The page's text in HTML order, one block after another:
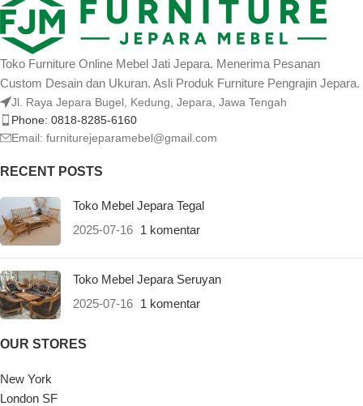
Toko Furniture Online Mebel Jati Jepara. Menerima Pesanan
Custom Desain dan Ukuran. Asli Produk Furniture Pengrajin Jepara.
Jl. Raya Jepara Bugel, Kedung, Jepara, Jawa Tengah
Phone: 0818-8285-6160
Email: furniturejeparamebel@gmail.com
RECENT POSTS
Toko Mebel Jepara Tegal
2025-07-16 1 komentar
Toko Mebel Jepara Seruyan
2025-07-16 1 komentar
OUR STORES
New York
London SF